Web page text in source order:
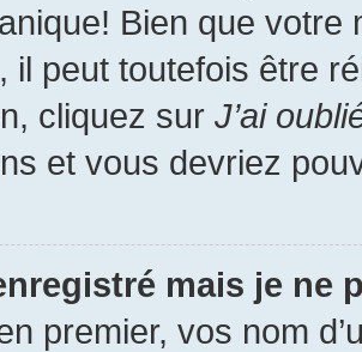
Bien que
il peut toutefois être
cliquez sur J’ai
et vous devriez
mais je ne
premier, vos nom